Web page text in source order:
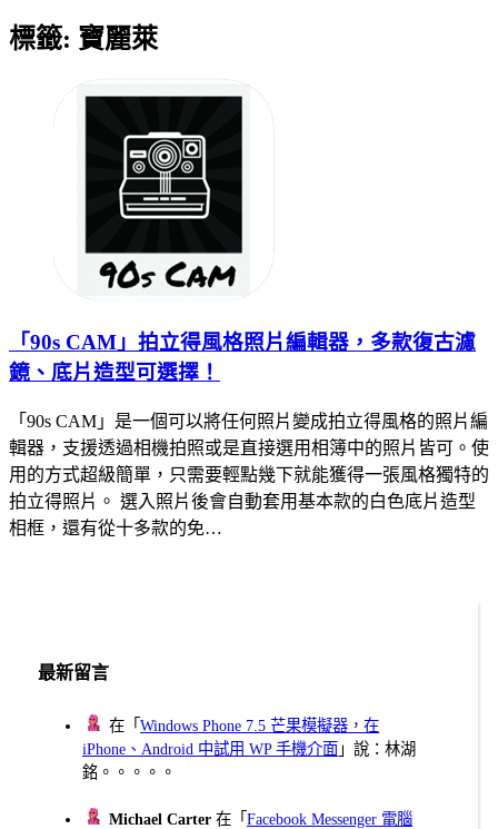
標籤: 寶麗萊
「90s CAM」拍立得風格照片編輯器，多款復古濾
鏡、底片造型可選擇！
「90s CAM」是一個可以將任何照片變成拍立得風格的照片編
輯器，支援透過相機拍照或是直接選用相簿中的照片皆可。使
用的方式超級簡單，只需要輕點幾下就能獲得一張風格獨特的
拍立得照片。 選入照片後會自動套用基本款的白色底片造型
相框，還有從十多款的免…
最新留言
在「Windows Phone 7.5 芒果模擬器，在
iPhone、Android 中試用 WP 手機介面 」說：林湖
銘。。。。。
Michael Carter 在「Facebook Messenger 電腦